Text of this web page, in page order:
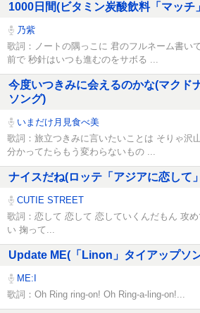
1000日間(ビタミン炭酸飲料「マッチ
乃紫
歌詞：ノートの隅っこに 君のフルネーム書い
前で 秒針はいつも進むのをサボる ...
今度いつきみに会えるのかな(マクド
ソング)
いまだけ月見食べ美
歌詞：旅立つきみに言いたいことは そりゃ沢
分かってたらもう変わらないもの ...
ナイスだね(ロッテ「アジアに恋して
CUTIE STREET
歌詞：恋して 恋して 恋していくんだもん 攻
い 掬って...
Update ME(「Linon」タイアップソ
ME:I
歌詞：Oh Ring ring-on! Oh Ring-a-ling-on!...